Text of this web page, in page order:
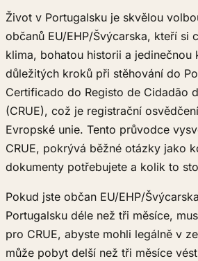
Život v Portugalsku je skvělou
občanů EU/EHP/Švýcarska, kteří si
klima, bohatou historii a jedinečnou
důležitých kroků při stěhování do
Certificado do Registo de Cidadão
(CRUE), což je registrační
Evropské unie. Tento průvodce
CRUE, pokrývá běžné otázky jako
dokumenty potřebujete a kolik to
Pokud jste občan EU/EHP/
Portugalsku déle než tři měsíce,
pro CRUE, abyste mohli legálně v
může pobyt delší než tři měsíce